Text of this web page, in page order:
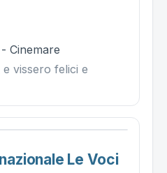
Cinemare
vissero felici e
Le Voci